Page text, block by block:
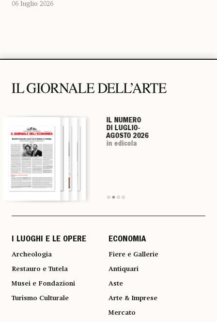
06 luglio 2026
IL NUMERO
DI LUGLIO-
AGOSTO 2026
in edicola
IL NUMERO
DI LUGLIO-
AGOSTO 2026
in edicola
IL NUMERO
DI LUGLIO-
AGOSTO 2026
in edicola
IL NUMERO
DI LUGLIO-
AGOSTO 2026
in edicola
I LUOGHI E LE OPERE
Archeologia
Restauro e Tutela
Musei e Fondazioni
Turismo Culturale
ECONOMIA
Fiere e Gallerie
Antiquari
Aste
Arte & Imprese
Mercato